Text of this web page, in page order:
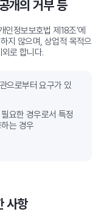
개의 거부 등
정보보호법 제18조’에
지 않으며, 상업적 목적으
로 합니다.
으로부터 요구가 있
요한 경우로서 특정
는 경우
사항